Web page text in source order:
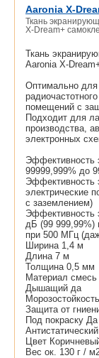
Aaronia X-
Ткань
X-Dream+
Ткань
Aaronia X-
Оптимально для
помещений с
Подходит для
производства,
электронных
Эффективность
99999,999% до
Эффективность
электрические
с заземлением)
Эффективность
дБ (99 999,99%)
при 500 МГц
Ширина 1,4 м
Длина 7 м
Толщина 0,5 мм
Материал
Дышащий да
Защита от
Под покраску Да
Цвет
Вес ок. 130 г /